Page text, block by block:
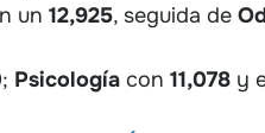
un 12,925, seguida de
; Psicología con 11,078 y